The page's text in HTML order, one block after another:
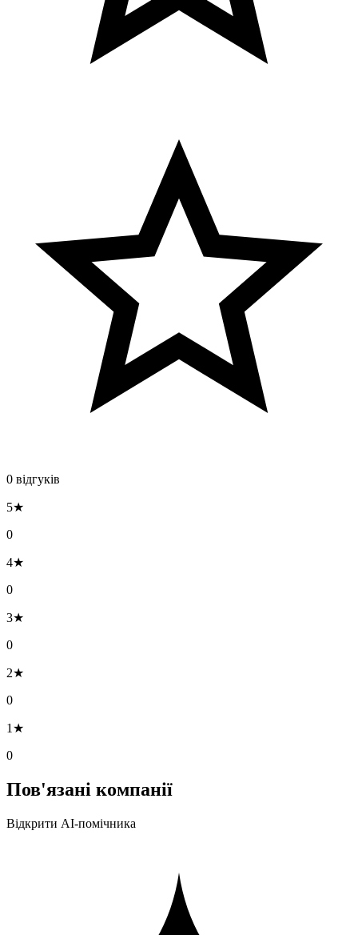
0 відгуків
5★
0
4★
0
3★
0
2★
0
1★
0
Пов'язані компанії
Відкрити AI-помічника